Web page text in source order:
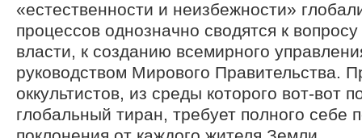
«естественности и неизбежности»
процессов однозначно сводятся к
власти, к созданию всемирного
руководством Мирового Правительства.
оккультистов, из среды которого вот-вот
глобальный тиран, требует полного себе